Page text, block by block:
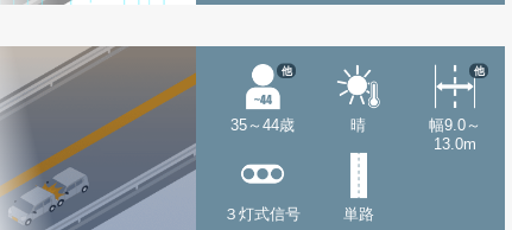
35～44歳
他
晴
幅9.0～
13.0m
他
３灯式信号 単路